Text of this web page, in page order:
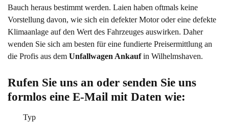
Bauch heraus bestimmt werden. Laien haben oftmals keine
Vorstellung davon, wie sich ein defekter Motor oder eine defekte
Klimaanlage auf den Wert des Fahrzeuges auswirken. Daher
wenden Sie sich am besten für eine fundierte Preisermittlung an
die Profis aus dem Unfallwagen Ankaufin Wilhelmshaven.
Rufen Sie uns an oder senden Sie uns
formlos eine E-Mail mit Daten wie:
Typ